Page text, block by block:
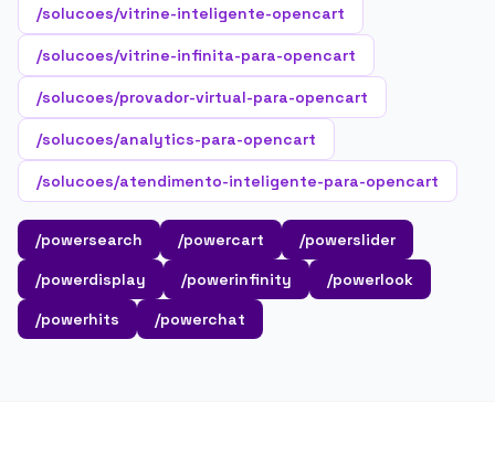
/solucoes/vitrine-inteligente-opencart
/solucoes/vitrine-infinita-para-opencart
/solucoes/provador-virtual-para-opencart
/solucoes/analytics-para-opencart
/solucoes/atendimento-inteligente-para-opencart
/powersearch /powercart
/powerslider
/powerdisplay
/powerinfinity
/powerlook
/powerhits
/powerchat